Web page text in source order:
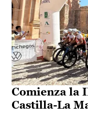
Comienza la
Castilla-La